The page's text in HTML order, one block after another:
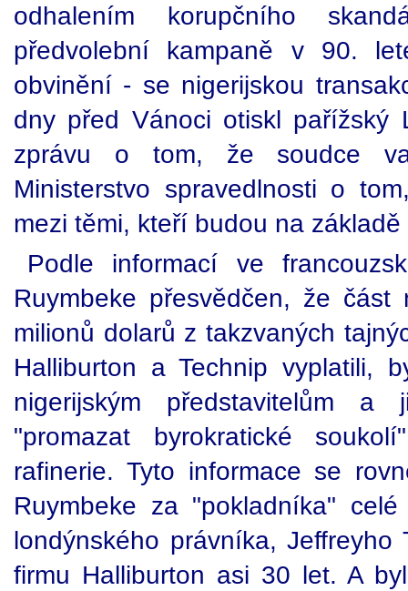
odhalením korupčního
předvolební kampaně v 90.
obvinění - se nigerijskou
dny před Vánoci otiskl pařížský
zprávu o tom, že soudce
Ministerstvo spravedlnosti o
mezi těmi, kteří budou na
Podle informací ve
Ruymbeke přesvědčen, že
milionů dolarů z takzvaných
Halliburton a Technip vyplatili,
nigerijským představitelům
"promazat byrokratické
rafinerie. Tyto informace se
Ruymbeke za "pokladníka"
londýnského právníka, Jeffreyho
firmu Halliburton asi 30 let. A